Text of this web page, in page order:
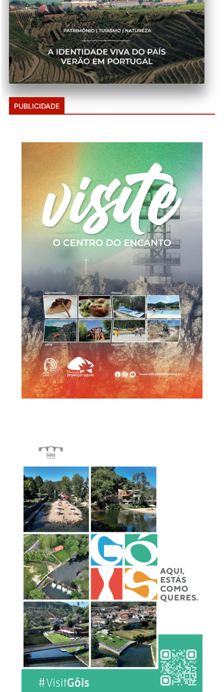
PUBLICIDADE